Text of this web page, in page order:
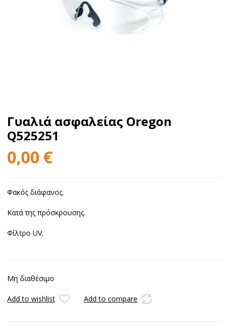
Γυαλιά ασφαλείας Oregon
Q525251
0,00 €
Φακός διάφανος.
Κατά της πρόσκρουσης.
Φίλτρο UV.
Μη διαθέσιμο
Add to wishlist Add to compare